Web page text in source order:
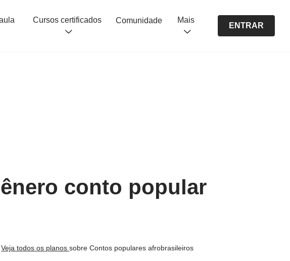
Cursos certificados Comunidade Mais
ENTRAR
conto popular
Veja todos os planos sobre Contos populares afrobrasileiros